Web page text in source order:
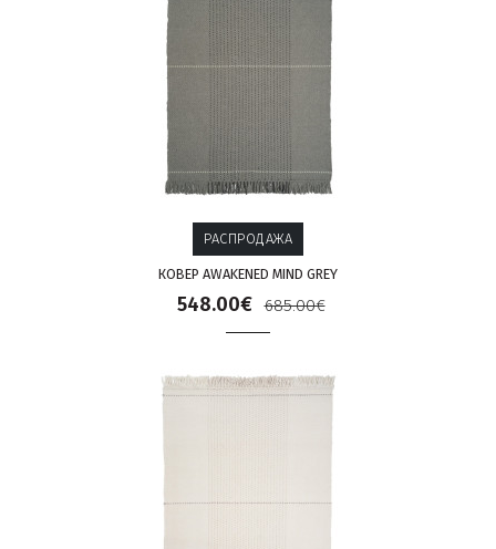
РАСПРОДАЖА
КОВЕР AWAKENED MIND GREY
548.00€ 685.00€